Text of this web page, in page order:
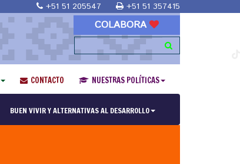
+51 51 205547 +51 51 357415
COLABORA
CONTACTO NUESTRAS POLÍTICAS
BUEN VIVIR Y ALTERNATIVAS AL DESARROLLO